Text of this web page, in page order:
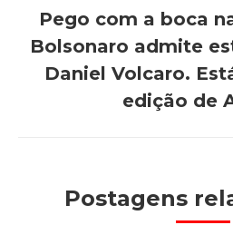
Pego com a boca
Bolsonaro admite
Daniel Volcaro.
edição de
Postagens